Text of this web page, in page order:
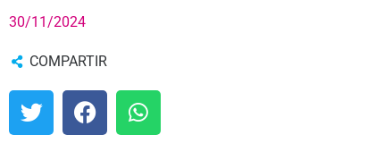
30/11/2024
COMPARTIR